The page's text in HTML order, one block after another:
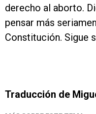
derecho al aborto.
pensar más
Constitución. Sigue
Traducción de